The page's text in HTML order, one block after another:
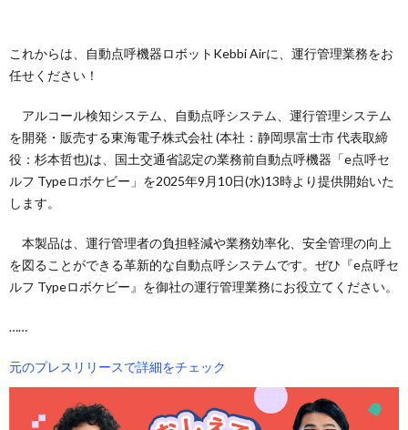
これからは、自動点呼機器ロボットKebbi Airに、運行管理業務をお
任せください！
アルコール検知システム、自動点呼システム、運行管理システム
を開発・販売する東海電子株式会社 (本社：静岡県富士市 代表取締
役：杉本哲也)は、国土交通省認定の業務前自動点呼機器「e点呼セ
ルフ Typeロボケビー」を2025年9月10日(水)13時より提供開始いた
します。
本製品は、運行管理者の負担軽減や業務効率化、安全管理の向上
を図ることができる革新的な自動点呼システムです。ぜひ『e点呼セ
ルフ Typeロボケビー』を御社の運行管理業務にお役立てください。
……
元のプレスリリースで詳細をチェック